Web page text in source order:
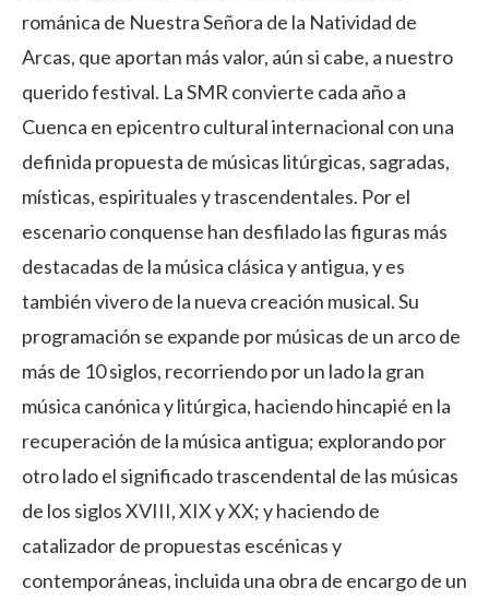
románica de Nuestra Señora de la Natividad de
Arcas, que aportan más valor, aún si cabe, a nuestro
querido festival. La SMR convierte cada año a
Cuenca en epicentro cultural internacional con una
definida propuesta de músicas litúrgicas, sagradas,
místicas, espirituales y trascendentales. Por el
escenario conquense han desfilado las figuras más
destacadas de la música clásica y antigua, y es
también vivero de la nueva creación musical. Su
programación se expande por músicas de un arco de
más de 10 siglos, recorriendo por un lado la gran
música canónica y litúrgica, haciendo hincapié en la
recuperación de la música antigua; explorando por
otro lado el significado trascendental de las músicas
de los siglos XVIII, XIX y XX; y haciendo de
catalizador de propuestas escénicas y
contemporáneas, incluida una obra de encargo de un